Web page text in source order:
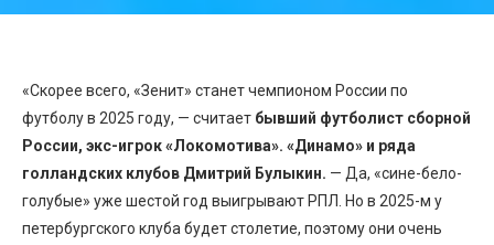
«Скорее всего, «Зенит» станет чемпионом России по
футболу в 2025 году, — считает бывший футболист сборной
России, экс-игрок «Локомотива». «Динамо» и ряда
голландских клубов Дмитрий Булыкин. — Да, «сине-бело-
голубые» уже шестой год выигрывают РПЛ. Но в 2025-м у
петербургского клуба будет столетие, поэтому они очень